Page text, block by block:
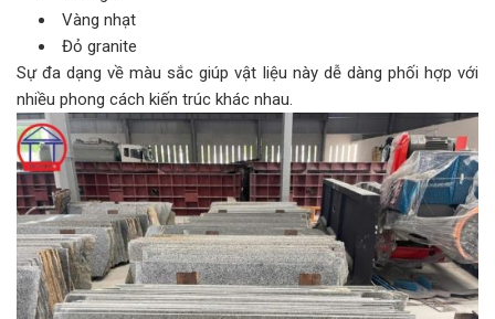
Vàng nhạt
Đỏ granite
Sự đa dạng về màu sắc giúp vật liệu này dễ dàng phối hợp với
nhiều phong cách kiến trúc khác nhau.